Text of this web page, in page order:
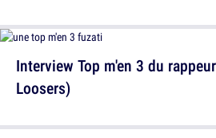
Interview Top m'en 3 du
Loosers)